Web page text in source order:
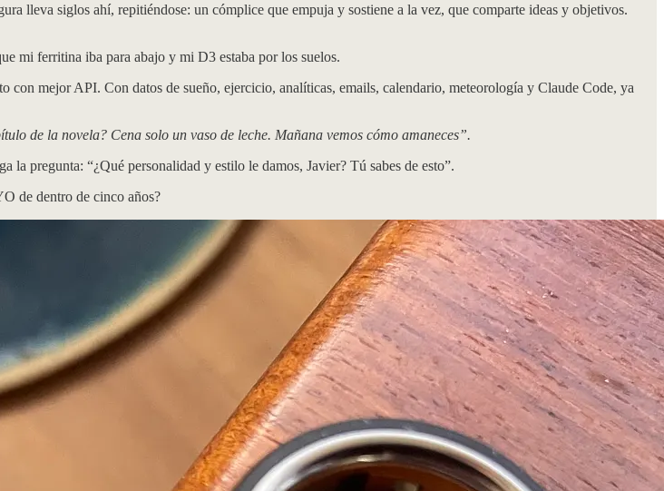
siglos ahí, repitiéndose: un cómplice que empuja y sostiene a la vez, que comparte ideas y objetivos.
mi ferritina iba para abajo y mi D3 estaba por los suelos.
con mejor API. Con datos de sueño, ejercicio, analíticas, emails, calendario, meteorología y Claude Code, ya
de la novela? Cena solo un vaso de leche. Mañana vemos cómo amaneces”.
pregunta: “¿Qué personalidad y estilo le damos, Javier? Tú sabes de esto”.
de dentro de cinco años?